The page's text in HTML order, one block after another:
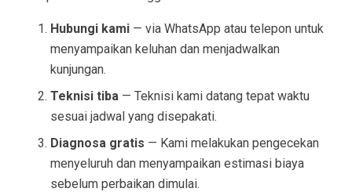
Hubungi kami — via WhatsApp atau telepon untuk
menyampaikan keluhan dan menjadwalkan
kunjungan.
Teknisi tiba — Teknisi kami datang tepat waktu
sesuai jadwal yang disepakati.
Diagnosa gratis — Kami melakukan pengecekan
menyeluruh dan menyampaikan estimasi biaya
sebelum perbaikan dimulai.